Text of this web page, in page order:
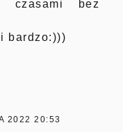
bez
bardzo:)))
2022 20:53